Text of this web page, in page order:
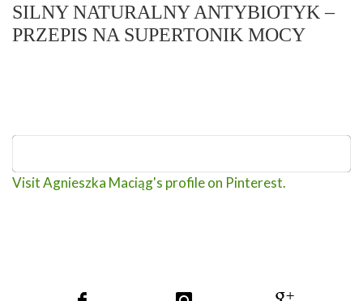
SILNY NATURALNY ANTYBIOTYK –
PRZEPIS NA SUPERTONIK MOCY
Visit Agnieszka Maciąg's profile on Pinterest.